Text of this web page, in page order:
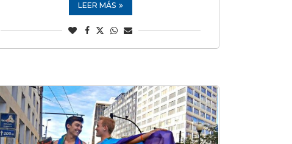
LEER MÁS